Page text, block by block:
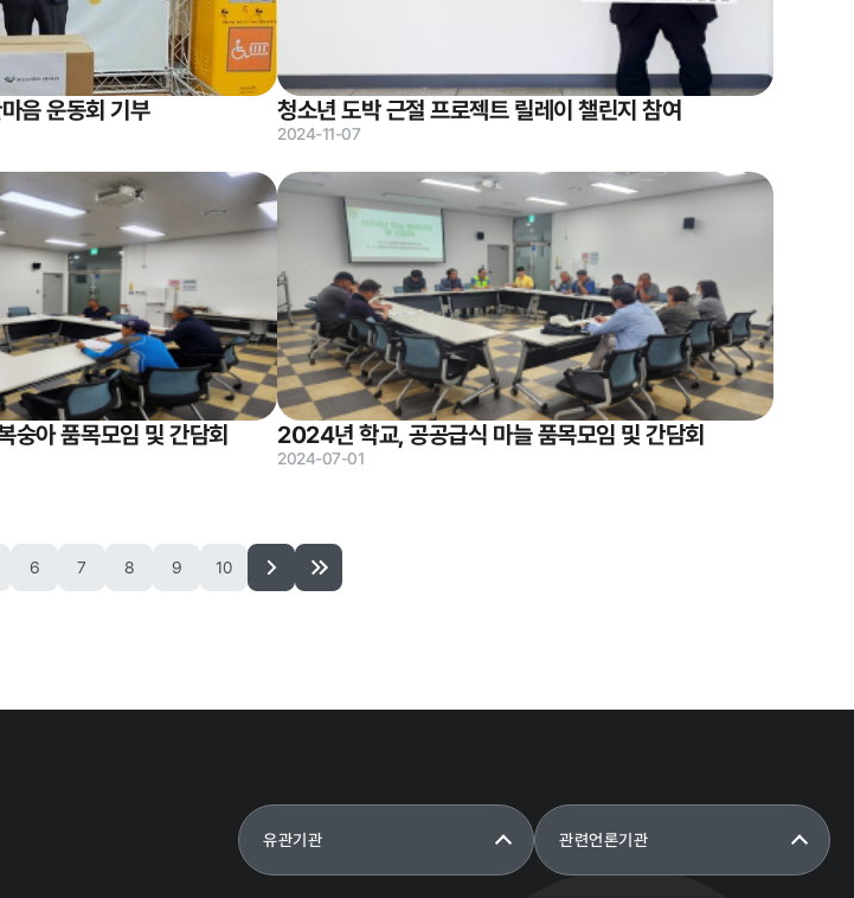
먹거리동향
타기관 고시공고
성희롱 · 성폭행 신고센터
음 운동회 기부 청소년 도박 근절 프로젝트 릴레이 챌린지 참여
2024-11-07
아 품목모임 및 간담회 2024년 학교, 공공급식 마늘 품목모임 및 간담회
2024-07-01
6 7 8 9 10
유관기관 관련언론기관